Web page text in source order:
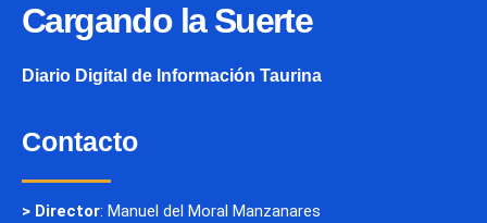
Cargando la Suerte
Diario Digital de Información Taurina
Contacto
> Director: Manuel del Moral Manzanares